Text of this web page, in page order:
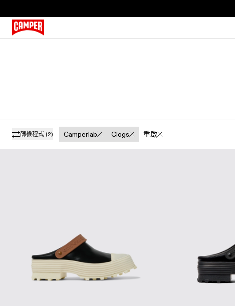
篩檢程式 (2) Camperlab Clogs 重啟